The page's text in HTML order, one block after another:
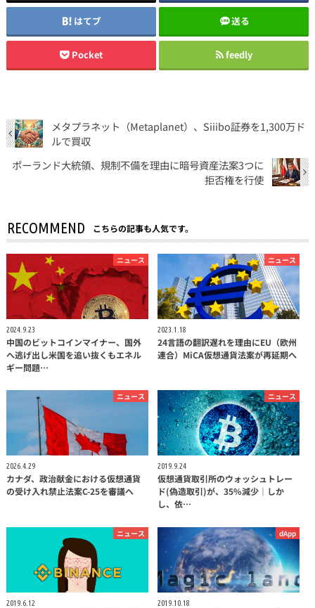
はてブ 送る
Pocket feedly
メタプラネット（Metaplanet）、Siiibo証券を1,300万ド
ルで買収
ポーランド大統領、規制不備を理由に暗号資産法案3つに
拒否権を行使
RECOMMEND こちらの記事も人気です。
ニュース
2024.9.23
中国のビットコインマイナー、国外
へ逃げ出し米国を追い抜くもエネル
ギー問題…
ニュース
2023.1.18
24言語の翻訳遅れを理由にEU（欧州
連合）MiCA仮想通貨法案が再延期へ
ニュース
2026.4.29
カナダ、政治献金における仮想通貨
の受け入れ禁止法案C-25を審議へ
ニュース
2019.9.24
仮想通貨取引所のウォッシュトレー
ド(偽造取引)が、35%減少｜しか
し、依…
ニュース
2019.6.12
dApp
2019.10.18